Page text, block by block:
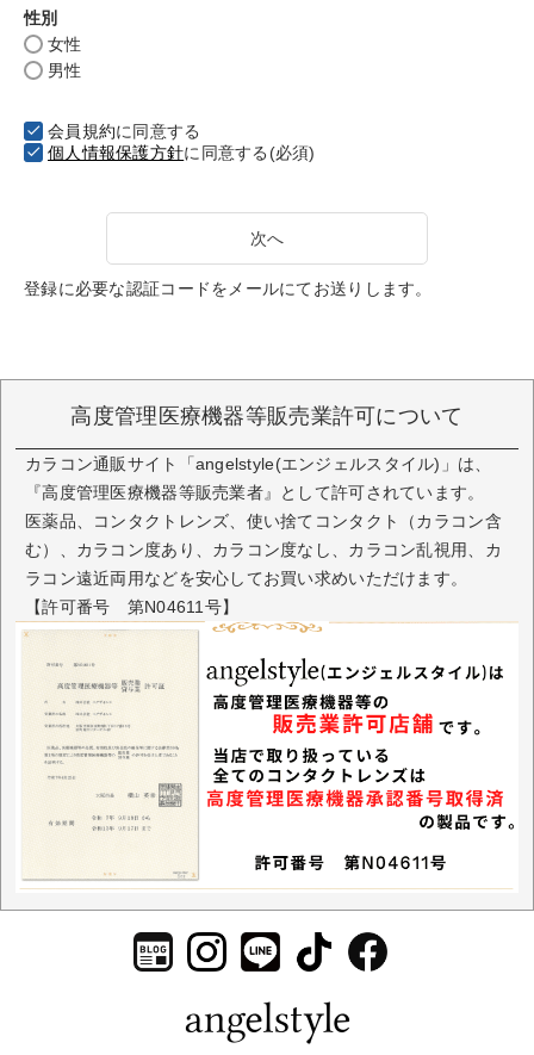
性別
女性
男性
会員規約に同意する
個人情報保護方針に同意する(必須)
次へ
登録に必要な認証コードをメールにてお送りします。
高度管理医療機器等販売業許可について
カラコン通販サイト「angelstyle(エンジェルスタイル)」は、
『高度管理医療機器等販売業者』として許可されています。
医薬品、コンタクトレンズ、使い捨てコンタクト（カラコン含
む）、カラコン度あり、カラコン度なし、カラコン乱視用、カ
ラコン遠近両用などを安心してお買い求めいただけます。
【許可番号 第N04611号】